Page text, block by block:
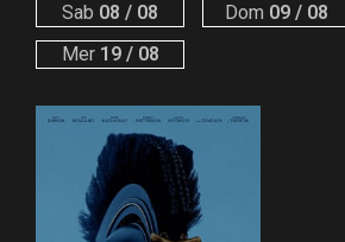
Sab 08 / 08 Dom 09 / 08
Mer19 / 08